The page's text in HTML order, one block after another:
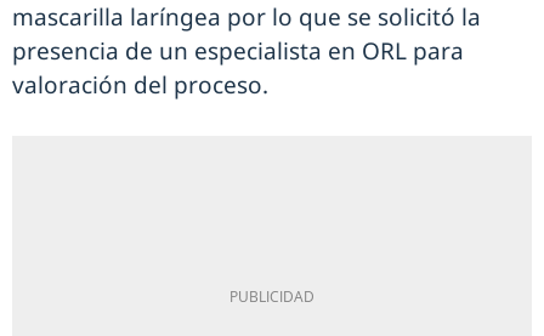
mascarilla laríngea por lo que se solicitó la
presencia de un especialista en ORL para
valoración del proceso.